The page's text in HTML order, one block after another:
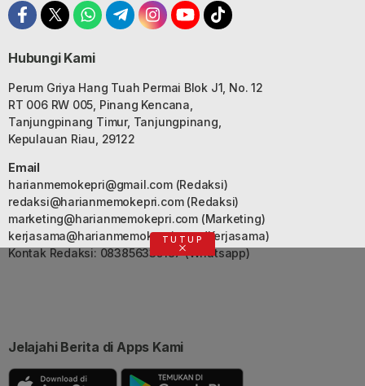
Hubungi Kami
Perum Griya Hang Tuah Permai Blok J1, No. 12
RT 006 RW 005, Pinang Kencana,
Tanjungpinang Timur, Tanjungpinang,
Kepulauan Riau, 29122
Email
harianmemokepri@gmail.com(Redaksi)
redaksi@harianmemokepri.com(Redaksi)
marketing@harianmemokepri.com(Marketing)
kerjasama@harianmemokepri.com(Kerjasama)
Kontak Redaksi: 083856335187 (Whatsapp)
Jelajahi Berita di Apps Kami
TUTUP